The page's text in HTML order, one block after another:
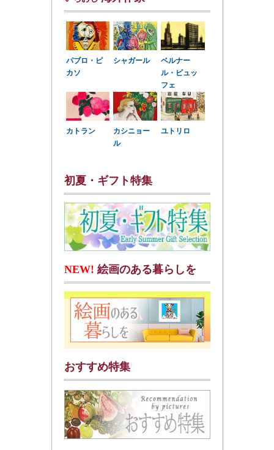
パブロ・ピ
カソ
シャガール
ベルナー
ル・ビュッ
フェ
カトラン
カシニョー
ル
ユトリロ
初夏・ギフト特集
NEW! 絵画のある暮らしを
おすすめ特集